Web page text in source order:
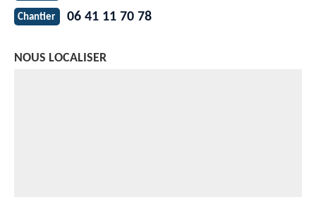
Chantier 06 41 11 70 78
NOUS LOCALISER